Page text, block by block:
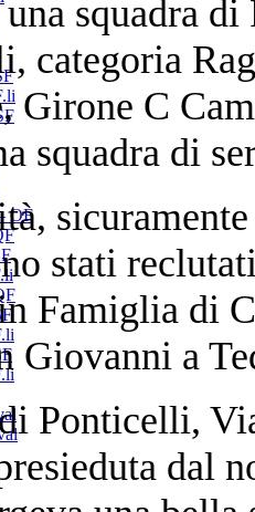
OF
squadra
categoria
Girone C
squadra di
stati
Famiglia di
Giovanni a
Ponticelli,
dal